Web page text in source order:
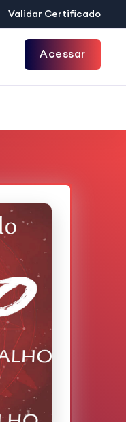
Validar Certificado
Acessar